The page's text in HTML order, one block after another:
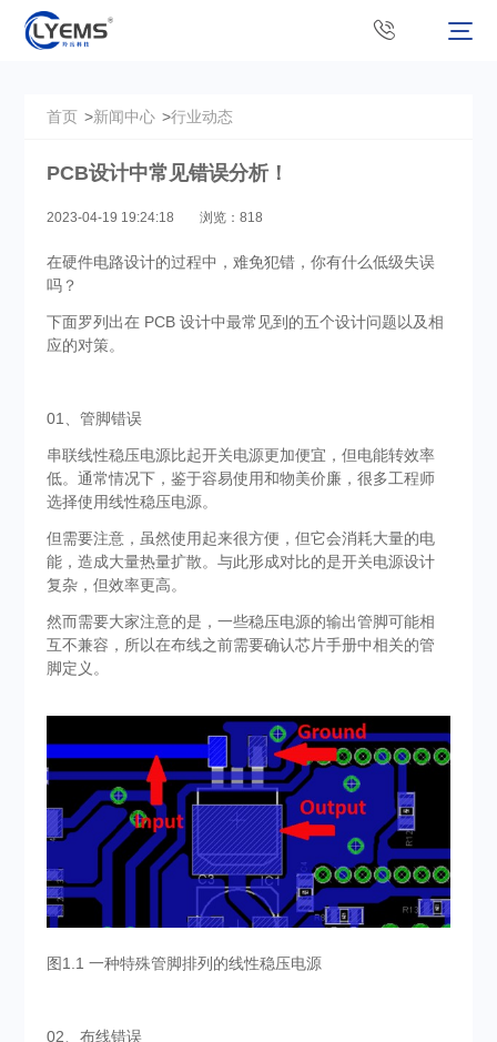
首页 >新闻中心 >行业动态
PCB设计中常见错误分析！
2023-04-19 19:24:18 浏览：818
在硬件电路设计的过程中，难免犯错，你有什么低级失误
吗？
下面罗列出在 PCB 设计中最常见到的五个设计问题以及相
应的对策。
01、管脚错误
串联线性稳压电源比起开关电源更加便宜，但电能转效率
低。通常情况下，鉴于容易使用和物美价廉，很多工程师
选择使用线性稳压电源。
但需要注意，虽然使用起来很方便，但它会消耗大量的电
能，造成大量热量扩散。与此形成对比的是开关电源设计
复杂，但效率更高。
然而需要大家注意的是，一些稳压电源的输出管脚可能相
互不兼容，所以在布线之前需要确认芯片手册中相关的管
脚定义。
图1.1 一种特殊管脚排列的线性稳压电源
02、布线错误